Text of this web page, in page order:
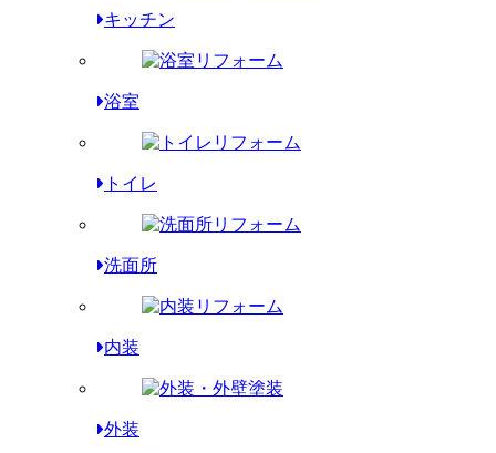
キッチン
浴室
トイレ
洗面所
内装
外装